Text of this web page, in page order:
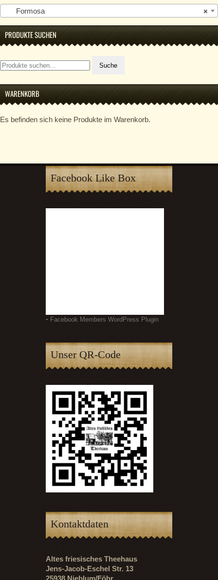
×
Formosa
PRODUKTE SUCHEN
Suche
nach:
Suche
WARENKORB
Es befinden sich keine Produkte im Warenkorb.
Facebook Like Box
- Facebook Members WordPress Plugin
Unser QR-Code
Kontaktdaten
Altes friesisches Theehaus
Jens-Jacob-Eschel Str. 13
25938 Nieblum/Föhr